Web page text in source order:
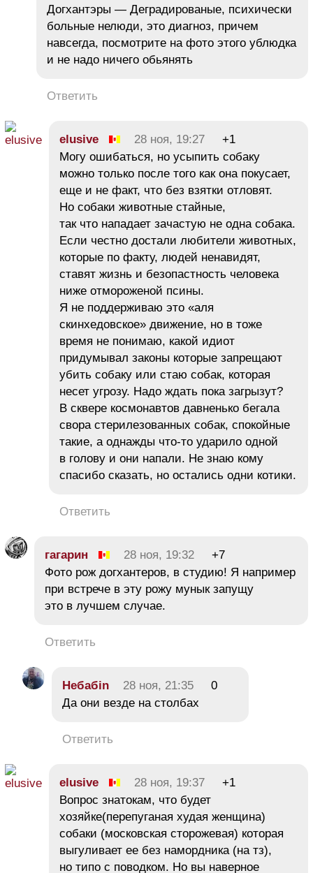
Догхантэры — Деградированые, психически
больные нелюди, это диагноз, причем
навсегда, посмотрите на фото этого ублюдка
и не надо ничего обьянять
Ответить
elusive 28 ноя, 19:27
+1
Могу ошибаться, но усыпить собаку
можно только после того как она покусает,
еще и не факт, что без взятки отловят.
Но собаки животные стайные,
так что нападает зачастую не одна собака.
Если честно достали любители животных,
которые по факту, людей ненавидят,
ставят жизнь и безопастность человека
ниже отмороженой псины.
Я не поддерживаю это «аля
скинхедовское» движение, но в тоже
время не понимаю, какой идиот
придумывал законы которые запрещают
убить собаку или стаю собак, которая
несет угрозу. Надо ждать пока загрызут?
В сквере космонавтов давненько бегала
свора стерилезованных собак, спокойные
такие, а однажды что-то ударило одной
в голову и они напали. Не знаю кому
спасибо сказать, но остались одни котики.
Ответить
гагарин 28 ноя, 19:32
+7
Фото рож догхантеров, в студию! Я например
при встрече в эту рожу мунык запущу
это в лучшем случае.
Ответить
Небабin 28 ноя, 21:35
0
Да они везде на столбах
Ответить
elusive 28 ноя, 19:37
+1
Вопрос знатокам, что будет
хозяйке(перепуганая худая женщина)
собаки (московская сторожевая) которая
выгуливает ее без намордника (на тз),
но типо с поводком. Но вы наверное